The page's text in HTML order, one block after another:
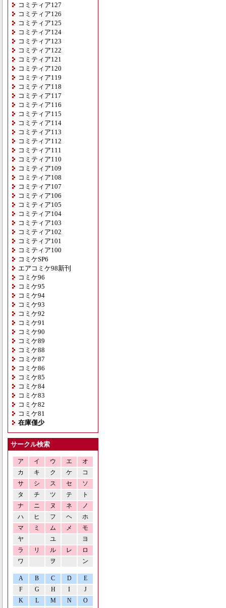
コミティア127
コミティア126
コミティア125
コミティア124
コミティア123
コミティア122
コミティア121
コミティア120
コミティア119
コミティア118
コミティア117
コミティア116
コミティア115
コミティア114
コミティア113
コミティア112
コミティア111
コミティア110
コミティア109
コミティア108
コミティア107
コミティア106
コミティア105
コミティア104
コミティア103
コミティア102
コミティア101
コミティア100
コミケSP6
エアコミケ98新刊
コミケ96
コミケ95
コミケ94
コミケ93
コミケ92
コミケ91
コミケ90
コミケ89
コミケ88
コミケ87
コミケ86
コミケ85
コミケ84
コミケ83
コミケ82
コミケ81
在庫僅少
サークル検索
ア イ ウ エ
オ
カ
キ ク ケ
コ
サ
シ ス セ
ソ
タ
チ ツ テ
ト
ナ
ニ ヌ ネ
ノ
ハ
ヒ フ ヘ
ホ
マ
ミ ム メ
モ
ヤ
ユ
ヨ
ラ
リ ル レ
ロ
ワ
ヲ ン
A B C D
E
F
G H I
J
K
L M N O